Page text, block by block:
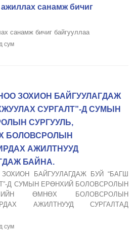
санамж бичиг
санамж бичиг байгууллаа
сум
ЗОХИОН БАЙГУУЛАГДАЖ
СУРГАЛТ”-Д СУМЫН
СУРГУУЛЬ,
БОЛОВСРОЛЫН
АЖИЛТНУУД
БАЙНА.
БАЙГУУЛАГДАЖ БУЙ “БАГШ
Д СУМЫН ЕРӨНХИЙ БОЛОВСРОЛЫН
ӨМНӨХ БОЛОВСРОЛЫН
АЖИЛТНУУД СУРГАЛТАД
сум